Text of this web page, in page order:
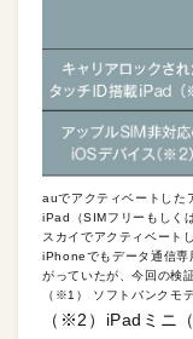
auでアクティベートした
iPad（SIMフリーもしく
スカイでアクティベート
iPhoneでもデータ通信専
がっていたが、今回の検
（※1） ソフトバンクモ
（※2）iPadミニ